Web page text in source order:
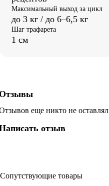
Максимальный выход за цикл
до 3 кг / до 6–6,5 кг
Шаг трафарета
1 см
еще никто не оставлял
отзыв
Сопутствующие товары